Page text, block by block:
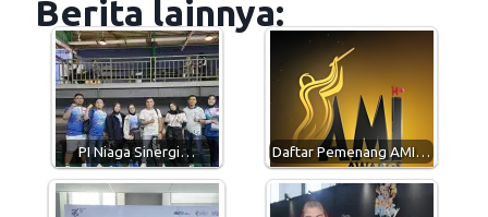
t
s
A
p
p
e
g
r
a
m
e
b
o
o
k
i
Berita lainnya:
PI Niaga Sinergi… Daftar Pemenang AMI…